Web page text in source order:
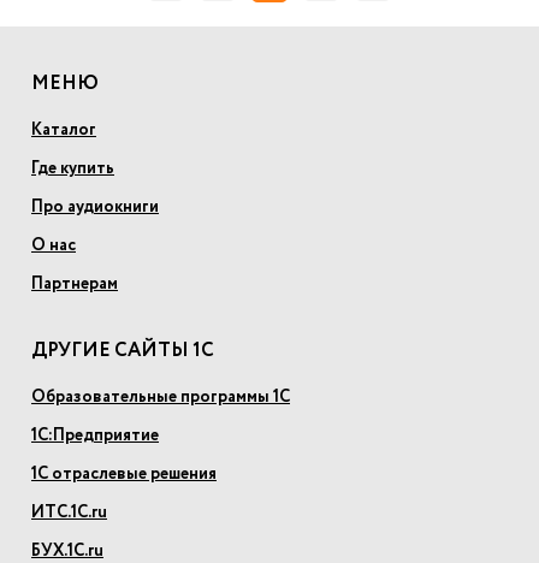
МЕНЮ
Каталог
Где купить
Про аудиокниги
О нас
Партнерам
ДРУГИЕ САЙТЫ 1С
Образовательные программы 1С
1С:Предприятие
1С отраслевые решения
ИТС.1С.ru
БУХ.1С.ru